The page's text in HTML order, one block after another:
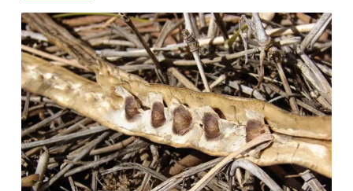
世衛的目標是2030年前，將蛇咬致死、致殘的人數減
半。首要任務是了解蛇的分布，並分析人類與蛇類分布
範圍的重疊狀況與其變化。許多蛇咬發生的地方欠缺公
共衛生資料，因此資料並不完備。世衛抗毒蛇血清專家
威廉斯（David Williams）主導的研究整合了公私資料
庫、公民科學平台、博物館紀錄、學術文獻等，建立全
球508種毒蛇的分布模型，並計算出「人蛇重疊指數」
（snake-human overlap-index ，SHOI）。